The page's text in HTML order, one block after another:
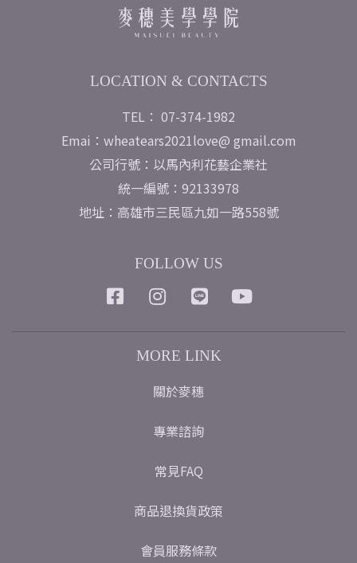
LOCATION & CONTACTS
TEL： 07-374-1982
Emai：wheatears2021love@ gmail.com
公司行號：以馬內利花藝企業社
統一編號：92133978
地址：高雄市三民區九如一路558號
FOLLOW US
MORE LINK
關於麥穗
專業諮詢
常見FAQ
商品退換貨政策
會員服務條款